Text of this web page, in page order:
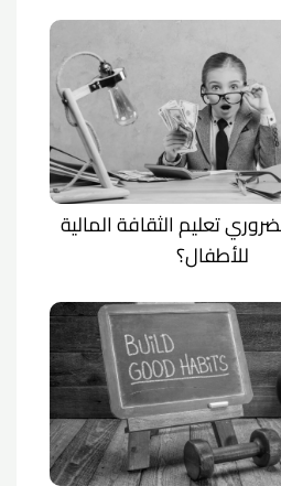
تعليم الثقافة المالية
للأطفال؟